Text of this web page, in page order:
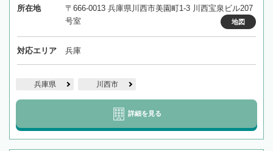
所在地
〒666-0013 兵庫県川西市美園町1-3 川西宝泉ビル207
号室
地図
対応エリア 兵庫
兵庫県 川西市
詳細を見る